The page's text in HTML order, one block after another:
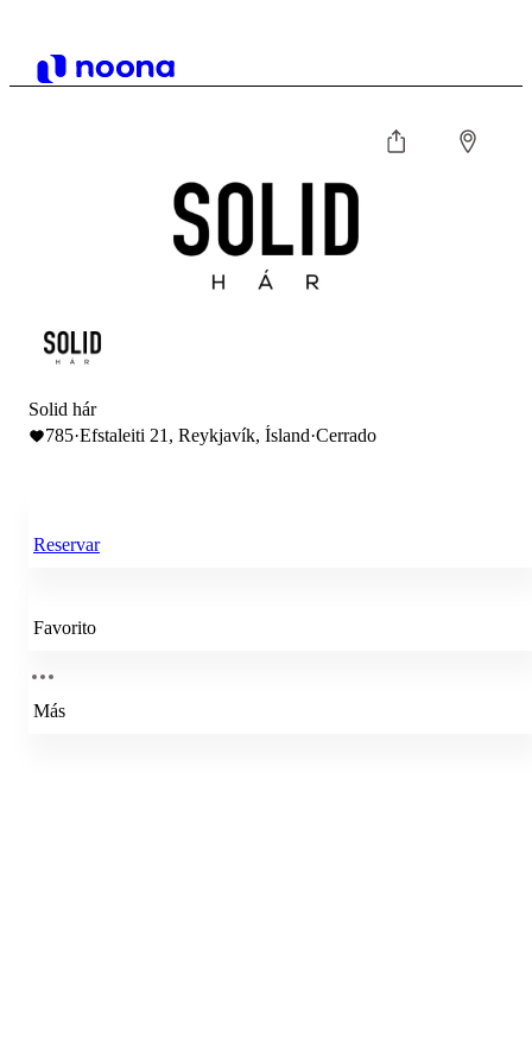
Solid hár
785·Efstaleiti 21, Reykjavík, Ísland·Cerrado
Reservar
Favorito
Más